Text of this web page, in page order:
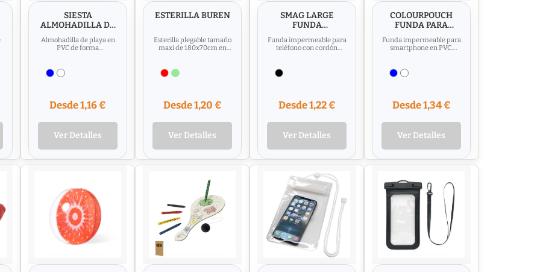
SIESTA
ALMOHADILLA DE
PLAYA
Almohadilla de playa en
PVC de forma
Desde 1,16 €
Ver Detalles
ESTERILLA BUREN
Esterilla plegable tamaño
maxi de 180x70cm en
variada...
Desde 1,20 €
Ver Detalles
SMAG LARGE
FUNDA
IMPERMEABLE
PARA MÓVIL
Funda impermeable para
teléfono con cordón
impermeabilidad:...
Desde 1,22 €
Ver Detalles
COLOURPOUCH
FUNDA PARA
SMARTPHONE
Funda impermeable para
smartphone en PVC.
seguridad y...
Desde 1,34 €
Ver Detalles